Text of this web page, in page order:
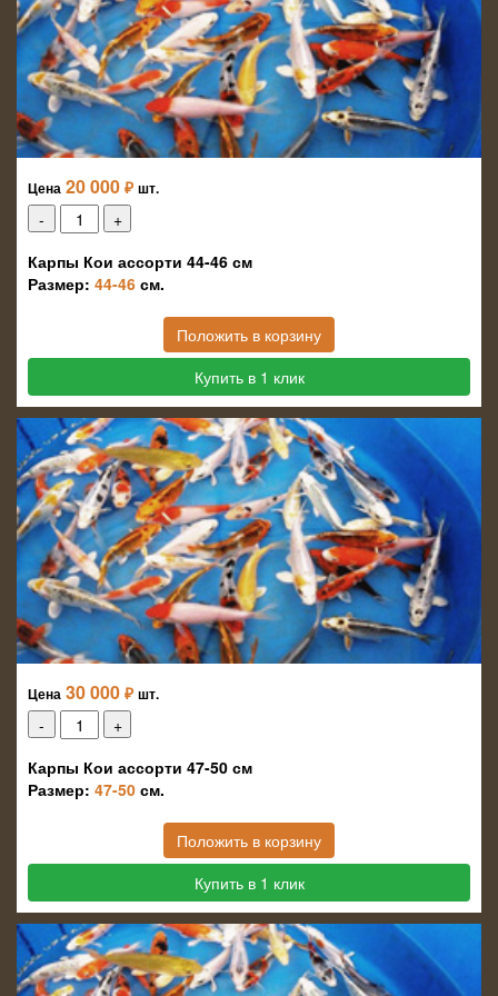
Цена 20 000 ₽ шт.
Карпы Кои ассорти 44-46 см
Размер: 44-46 см.
Положить в корзину
Купить в 1 клик
Цена 30 000 ₽ шт.
Карпы Кои ассорти 47-50 см
Размер: 47-50 см.
Положить в корзину
Купить в 1 клик